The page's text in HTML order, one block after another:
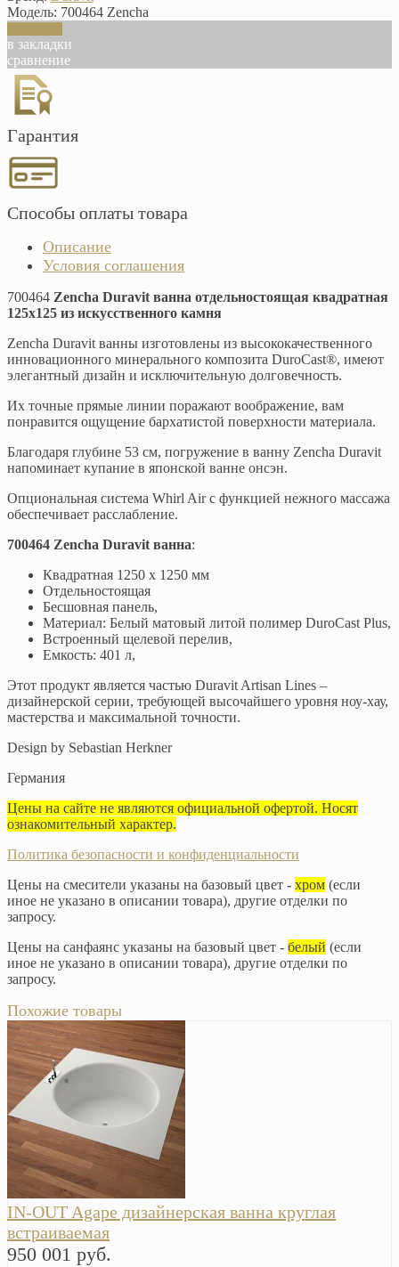
Модель: 700464 Zencha
в закладки
сравнение
Гарантия
Способы оплаты товара
Описание
Условия соглашения
700464 Zencha Duravit ванна отдельностоящая квадратная
125х125 из искусственного камня
Zencha Duravit ванны изготовлены из высококачественного
инновационного минерального композита DuroCast®, имеют
элегантный дизайн и исключительную долговечность.
Их точные прямые линии поражают воображение, вам
понравится ощущение бархатистой поверхности материала.
Благодаря глубине 53 см, погружение в ванну Zencha Duravit
напоминает купание в японской ванне онсэн.
Опциональная система Whirl Air с функцией нежного массажа
обеспечивает расслабление.
700464 Zencha Duravit ванна:
Квадратная 1250 х 1250 мм
Отдельностоящая
Бесшовная панель,
Материал: Белый матовый литой полимер DuroCast Plus,
Встроенный щелевой перелив,
Емкость: 401 л,
Этот продукт является частью Duravit Artisan Lines –
дизайнерской серии, требующей высочайшего уровня ноу-хау,
мастерства и максимальной точности.
Design by Sebastian Herkner
Германия
Цены на сайте не являются официальной офертой. Носят
ознакомительный характер.
Политика безопасности и конфиденциальности
Цены на смесители указаны на базовый цвет - хром (если
иное не указано в описании товара), другие отделки по
запросу.
Цены на санфаянс указаны на базовый цвет - белый (если
иное не указано в описании товара), другие отделки по
запросу.
Похожие товары
IN-OUT Agape дизайнерская ванна круглая
встраиваемая
950 001 руб.